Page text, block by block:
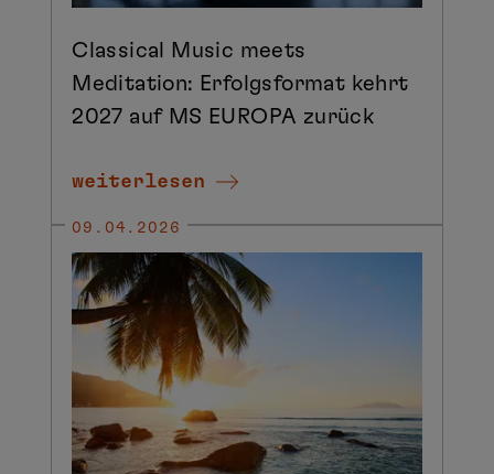
Classical Music meets
Meditation: Erfolgsformat kehrt
2027 auf MS EUROPA zurück
weiterlesen
09.04.2026